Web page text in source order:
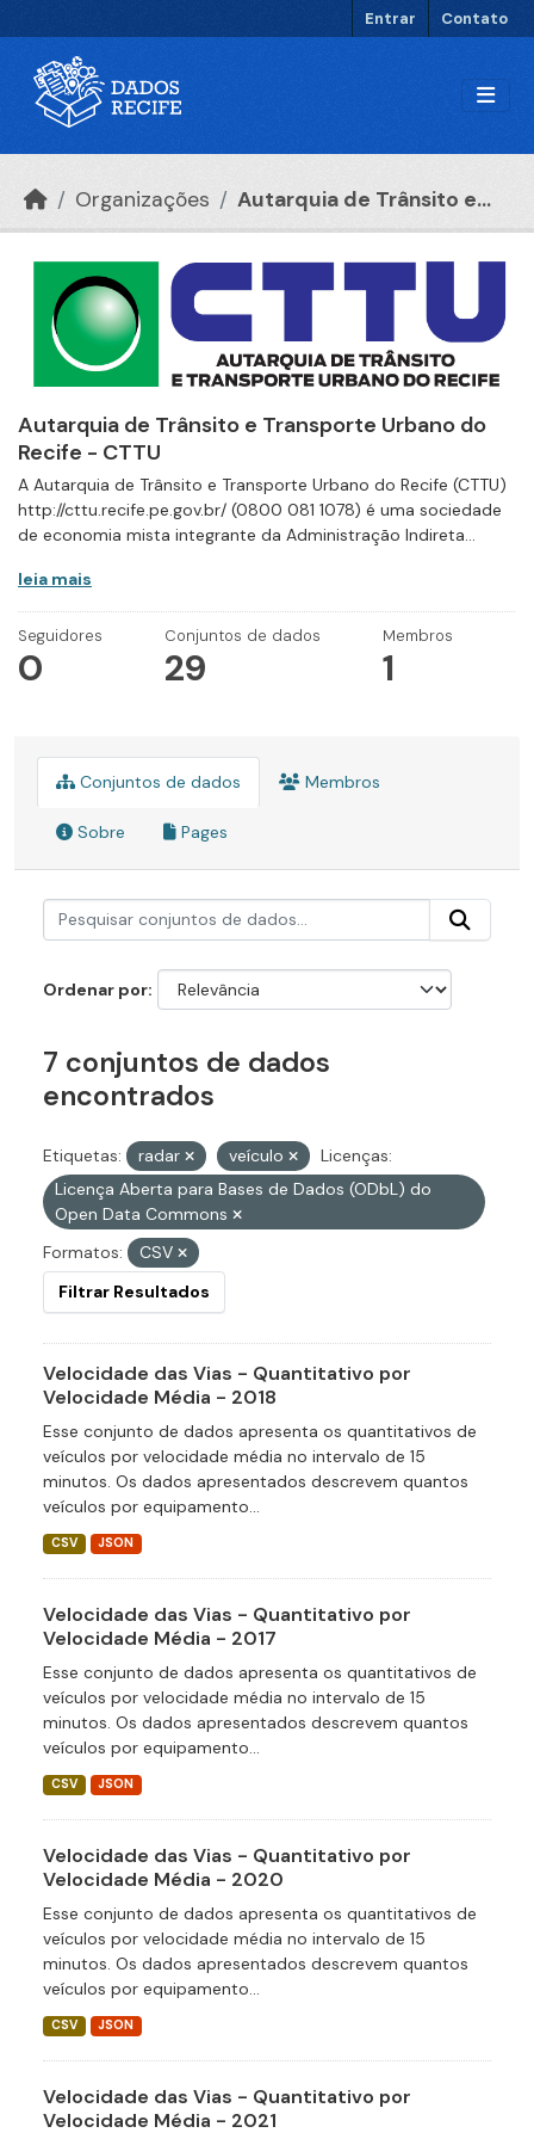
Entrar Contato
Organizações Autarquia de Trânsito e...
Autarquia de Trânsito e Transporte Urbano do
Recife - CTTU
A Autarquia de Trânsito e Transporte Urbano do Recife (CTTU)
http://cttu.recife.pe.gov.br/ (0800 081 1078) é uma sociedade
de economia mista integrante da Administração Indireta...
leia mais
Seguidores
0
Conjuntos de dados
29
Membros
1
Conjuntos de dados Membros
Sobre Pages
Ordenar por
7 conjuntos de dados
encontrados
Etiquetas: radar veículo
Licenças:
Licença Aberta para Bases de Dados (ODbL) do
Open Data Commons
Formatos:
CSV
Filtrar Resultados
Velocidade das Vias - Quantitativo por
Velocidade Média - 2018
Esse conjunto de dados apresenta os quantitativos de
veículos por velocidade média no intervalo de 15
minutos. Os dados apresentados descrevem quantos
veículos por equipamento...
CSV JSON
Velocidade das Vias - Quantitativo por
Velocidade Média - 2017
Esse conjunto de dados apresenta os quantitativos de
veículos por velocidade média no intervalo de 15
minutos. Os dados apresentados descrevem quantos
veículos por equipamento...
CSV JSON
Velocidade das Vias - Quantitativo por
Velocidade Média - 2020
Esse conjunto de dados apresenta os quantitativos de
veículos por velocidade média no intervalo de 15
minutos. Os dados apresentados descrevem quantos
veículos por equipamento...
CSV JSON
Velocidade das Vias - Quantitativo por
Velocidade Média - 2021